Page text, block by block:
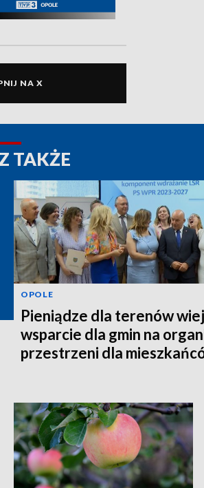
NA X
TAKŻE
OPOLE
Pieniądze dla terenów
wsparcie dla gmin na
przestrzeni dla